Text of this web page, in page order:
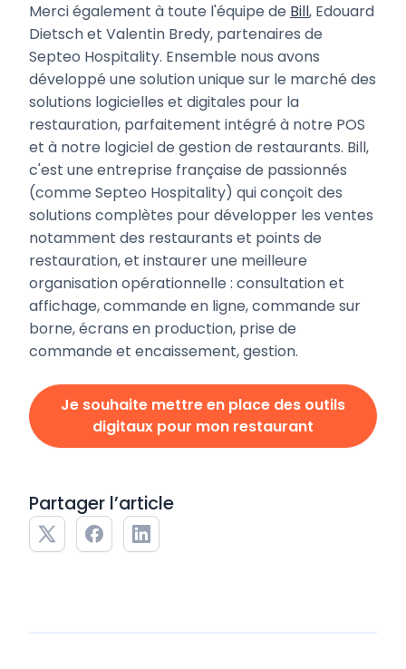
Partager l’article
Merci également à toute l'équipe de Bill, Edouard
Dietsch et Valentin Bredy, partenaires de
Septeo Hospitality. Ensemble nous avons
développé une solution unique sur le marché des
solutions logicielles et digitales pour la
restauration, parfaitement intégré à notre POS
et à notre logiciel de gestion de restaurants. Bill,
c'est une entreprise française de passionnés
(comme Septeo Hospitality) qui conçoit des
solutions complètes pour développer les ventes
notamment des restaurants et points de
restauration, et instaurer une meilleure
organisation opérationnelle : consultation et
affichage, commande en ligne, commande sur
borne, écrans en production, prise de
commande et encaissement, gestion.
Je souhaite mettre en place des outils
digitaux pour mon restaurant